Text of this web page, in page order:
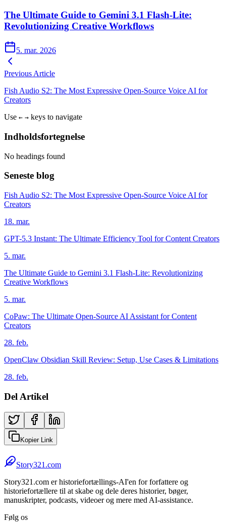
The Ultimate Guide to Gemini 3.1 Flash-Lite:
Revolutionizing Creative Workflows
5. mar. 2026
Previous Article
Fish Audio S2: The Most Expressive Open-Source Voice AI for
Creators
Use ← → keys to navigate
Indholdsfortegnelse
No headings found
Seneste blog
Fish Audio S2: The Most Expressive Open-Source Voice AI for
Creators
18. mar.
GPT-5.3 Instant: The Ultimate Efficiency Tool for Content Creators
5. mar.
The Ultimate Guide to Gemini 3.1 Flash-Lite: Revolutionizing
Creative Workflows
5. mar.
CoPaw: The Ultimate Open-Source AI Assistant for Content
Creators
28. feb.
OpenClaw Obsidian Skill Review: Setup, Use Cases & Limitations
28. feb.
Del Artikel
Kopier Link
Story321.com
Story321.com er historiefortællings-AI'en for forfattere og
historiefortællere til at skabe og dele deres historier, bøger,
manuskripter, podcasts, videoer og mere med AI-assistance.
Følg os